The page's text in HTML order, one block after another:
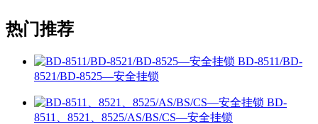
热门推荐
BD-8511/BD-
8521/BD-8525—安全挂锁
BD-
8511、8521、8525/AS/BS/CS—安全挂锁